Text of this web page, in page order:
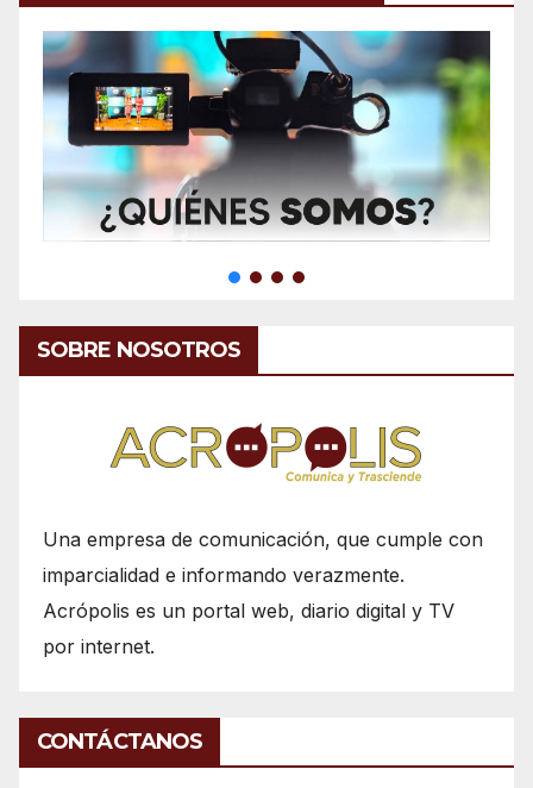
SOBRE NOSOTROS
Una empresa de comunicación, que cumple con
imparcialidad e informando verazmente.
Acrópolis es un portal web, diario digital y TV
por internet.
CONTÁCTANOS